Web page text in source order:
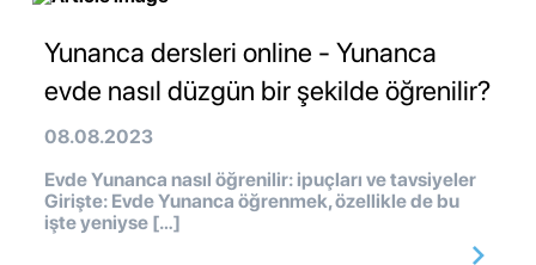
Yunanca dersleri online - Yunanca
evde nasıl düzgün bir şekilde öğrenilir?
08.08.2023
Evde Yunanca nasıl öğrenilir: ipuçları ve tavsiyeler
Girişte: Evde Yunanca öğrenmek, özellikle de bu
işte yeniyse […]